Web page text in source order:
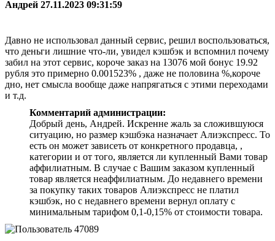
Андрей 27.11.2023 09:31:59
Давно не использовал данный сервис, решил воспользоваться,
что деньги лишние что-ли, увидел кэшбэк и вспомнил почему
забил на этот сервис, короче заказ на 13076 мой бонус 19.92
рубля это примерно 0.001523% , даже не половина %,короче
дно, нет смысла вообще даже напрягаться с этими переходами
и т.д.
Комментарий администрации:
Добрый день, Андрей. Искренне жаль за сложившуюся
ситуацию, но размер кэшбэка назначает Алиэкспресс. То
есть он может зависеть от конкретного продавца, ,
категории и от того, является ли купленный Вами товар
аффилиатным. В случае с Вашим заказом купленный
товар является неаффилиатным. До недавнего времени
за покупку таких товаров Алиэкспресс не платил
кэшбэк, но с недавнего времени вернул оплату с
минимальным тарифом 0,1-0,15% от стоимости товара.